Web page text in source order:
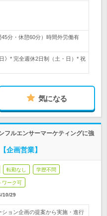
分・休憩60分）時間外労働有
》* 完全週休2日制（土・日）* 祝
気になる
フルエンサーマーケティングに強
企画営業】
転勤なし 学歴不問
ワーク可
10/29
ョン企画の提案から実施・進行